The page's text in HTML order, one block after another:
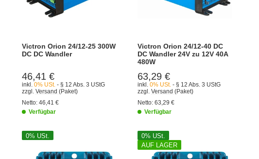
Victron Orion 24/12-25 300W
DC DC Wandler
46,41 €
inkl. 0% USt. - § 12 Abs. 3 UStG
zzgl. Versand (Paket)
Netto: 46,41 €
Verfügbar
Victron Orion 24/12-40 DC
DC Wandler 24V zu 12V 40A
480W
63,29 €
inkl. 0% USt. - § 12 Abs. 3 UStG
zzgl. Versand (Paket)
Netto: 63,29 €
Verfügbar
0% USt.
0% USt.
AUF LAGER